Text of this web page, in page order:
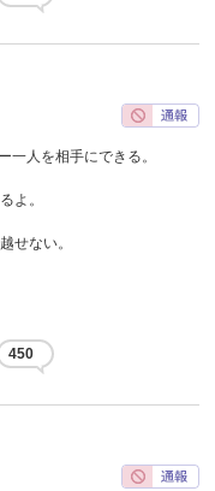
一人を相手にできる。
よ。
せない。
450